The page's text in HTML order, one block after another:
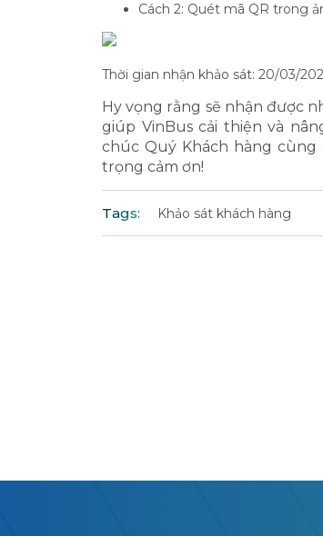
Cách 2: Quét mã QR trong
Thời gian nhận khảo sát: 20/03/
Hy vọng rằng sẽ nhận được
giúp VinBus cải thiện và
chúc Quý Khách hàng cùng
trọng cảm ơn!
Tags: Khảo sát khách hàng